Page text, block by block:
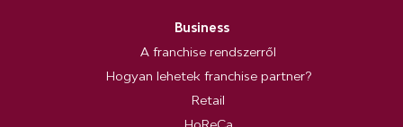
Business
A franchise rendszerről
Hogyan lehetek franchise partner?
Retail